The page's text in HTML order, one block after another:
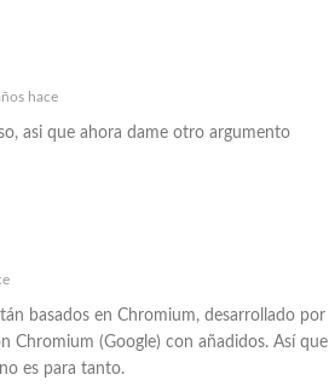
hace
asi que ahora dame otro argumento
basados en Chromium, desarrollado por
Chromium (Google) con añadidos. Así que
es para tanto.